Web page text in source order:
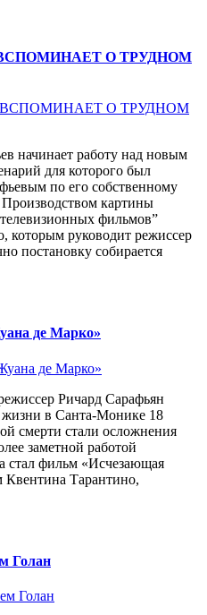
О ТРУДНОМ
начинает работу над новым
для которого был
по его собственному
картины
фильмов”
которым руководит режиссер
постановку собирается
де Марко»
Ричард Сарафьян
жизни в Санта-Монике 18
смерти стали осложнения
заметной работой
стал фильм «Исчезающая
Квентина Тарантино,
Голан